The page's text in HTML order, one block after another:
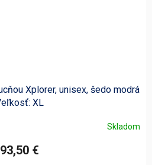
Xplorer, unisex, šedo modrá
XL
Skladom
93,50 €